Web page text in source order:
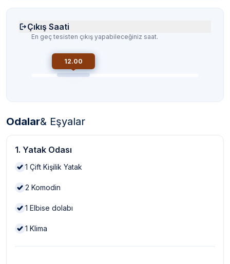
Çıkış Saati
En geç tesisten çıkış yapabileceğiniz saat.
12.00
Odalar& Eşyalar
1. Yatak Odası
1 Çift Kişilik Yatak
2 Komodin
1 Elbise dolabı
1 Klima